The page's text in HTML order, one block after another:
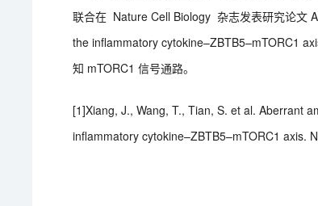
联合在 Nature Cell Biology 杂志发表研究论文
the inflammatory cytokine–ZBTB5–mTORC1
知 mTORC1 信号通路。
[1]Xiang, J., Wang, T., Tian, S. et al. Aberrant
inflammatory cytokine–ZBTB5–mTORC1 axis.